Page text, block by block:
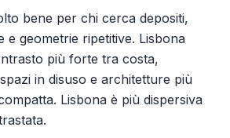
bene per chi cerca depositi,
e geometrie ripetitive. Lisbona
più forte tra costa,
in disuso e architetture più
Lisbona è più dispersiva